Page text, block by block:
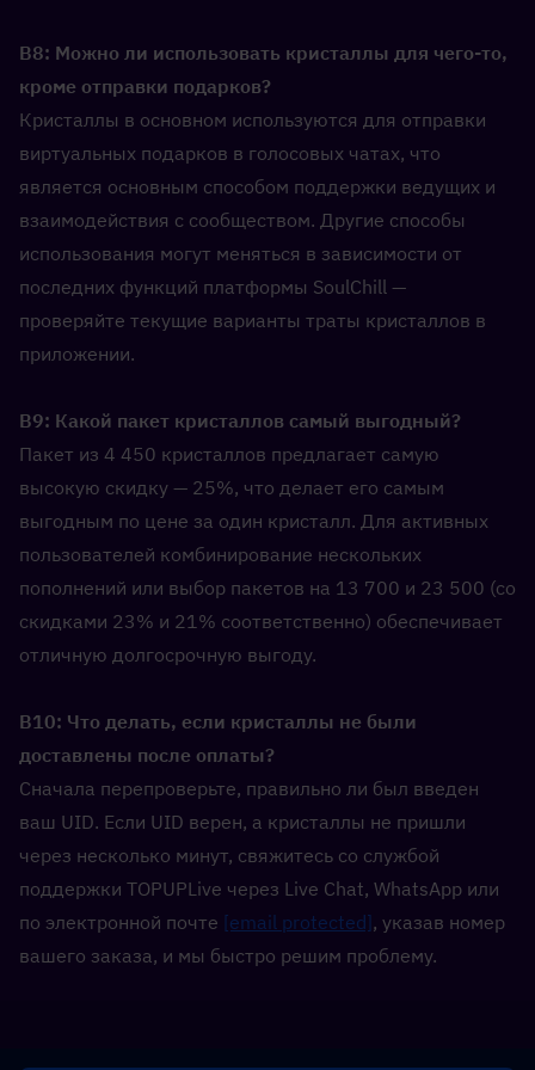
В8: Можно ли использовать кристаллы для чего-то,
кроме отправки подарков?
Кристаллы в основном используются для отправки
виртуальных подарков в голосовых чатах, что
является основным способом поддержки ведущих и
взаимодействия с сообществом. Другие способы
использования могут меняться в зависимости от
последних функций платформы SoulChill —
проверяйте текущие варианты траты кристаллов в
приложении.
В9: Какой пакет кристаллов самый выгодный?
Пакет из 4 450 кристаллов предлагает самую
высокую скидку — 25%, что делает его самым
выгодным по цене за один кристалл. Для активных
пользователей комбинирование нескольких
пополнений или выбор пакетов на 13 700 и 23 500 (со
скидками 23% и 21% соответственно) обеспечивает
отличную долгосрочную выгоду.
В10: Что делать, если кристаллы не были
доставлены после оплаты?
Сначала перепроверьте, правильно ли был введен
ваш UID. Если UID верен, а кристаллы не пришли
через несколько минут, свяжитесь со службой
поддержки TOPUPLive через Live Chat, WhatsApp или
по электронной почте [email protected], указав номер
вашего заказа, и мы быстро решим проблему.